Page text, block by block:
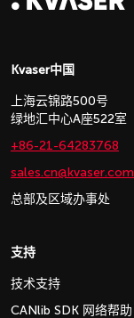
Kvaser中国
上海云锦路500号
绿地汇中心A座522室
+86-21-64283768
sales.cn@kvaser.com
总部及区域办事处
支持
技术支持
CANlib SDK 网络帮助